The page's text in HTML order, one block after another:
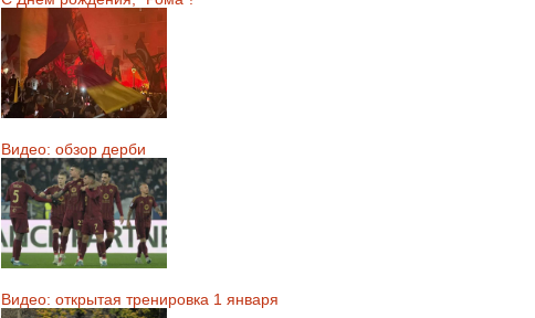
Видео: обзор дерби
Видео: открытая тренировка 1 января